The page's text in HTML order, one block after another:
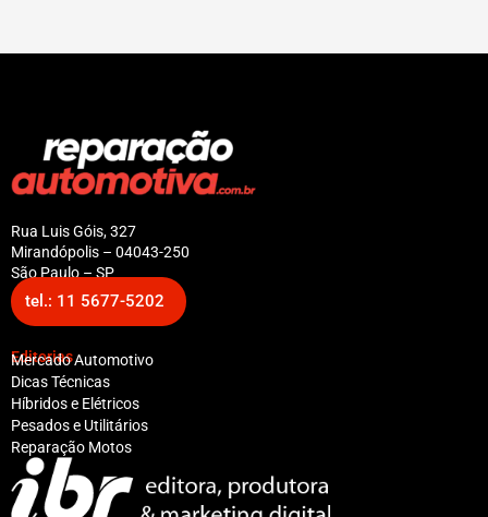
Rua Luis Góis, 327
Mirandópolis – 04043-250
São Paulo – SP
tel.: 11 5677-5202
Editorias
Mercado Automotivo
Dicas Técnicas
Híbridos e Elétricos
Pesados e Utilitários
Reparação Motos